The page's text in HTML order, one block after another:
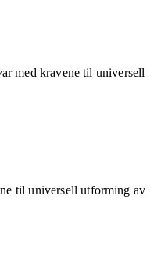
med kravene til universell
til universell utforming av